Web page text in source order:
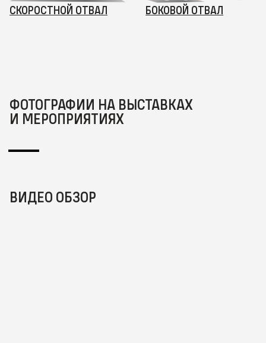
СКОРОСТНОЙ ОТВАЛ БОКОВОЙ ОТВАЛ
ФОТОГРАФИИ НА ВЫСТАВКАХ
И МЕРОПРИЯТИЯХ
ВИДЕО ОБЗОР